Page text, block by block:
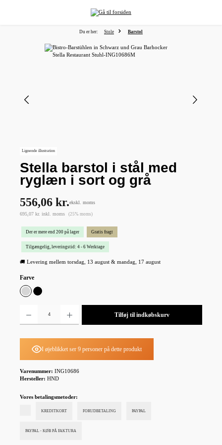
Du er her: Stole Barstol
Spring over billedgalleri
Lignende illustration
Stella barstol i stål med
ryglæn i sort og grå
556,06 kr.ekskl. moms
695,07 kr. inkl. moms (25% moms)
Der er mere end 200 på lager Gratis fragt
Tilgængelig, leveringstid: 4 - 6 Werktage
🚚 Levering mellem torsdag, 13 august & mandag, 17 august
Vælg
Farve
Grå Sort
Tilføj til indkøbskurv
I øjeblikket ser 9 personer på dette produkt
Varenummer: ING10686
Hersteller: HND
Vores betalingsmetoder:
KREDITKORT FORUDBETALING PAYPAL
PAYPAL - KØB PÅ FAKTURA